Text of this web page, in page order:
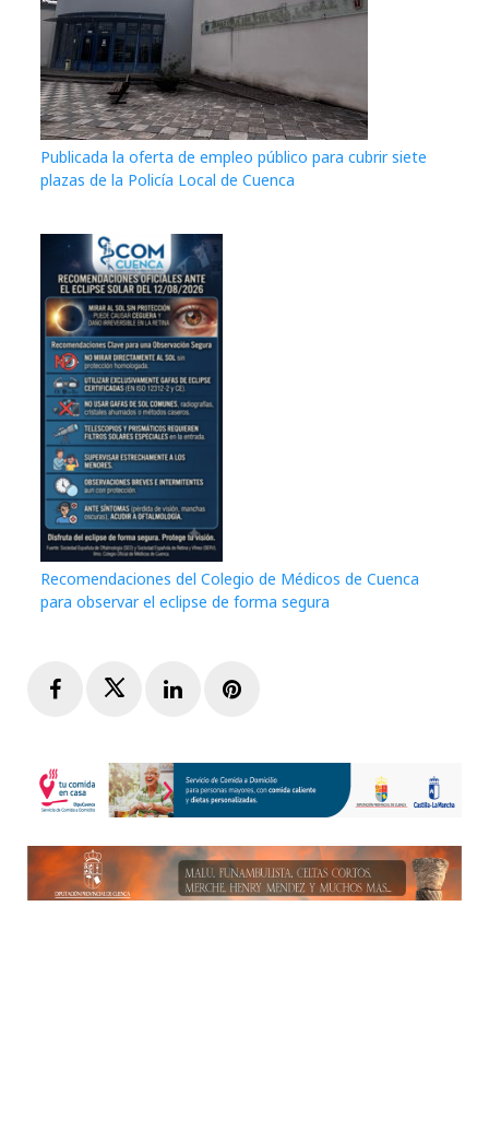
Publicada la oferta de empleo público para cubrir siete
plazas de la Policía Local de Cuenca
Recomendaciones del Colegio de Médicos de Cuenca
para observar el eclipse de forma segura
FacebookTwitterLinkedInPinterest